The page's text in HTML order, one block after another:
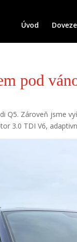
Úvod
pod
Q5. Zároveň jsme
3.0 TDI V6,